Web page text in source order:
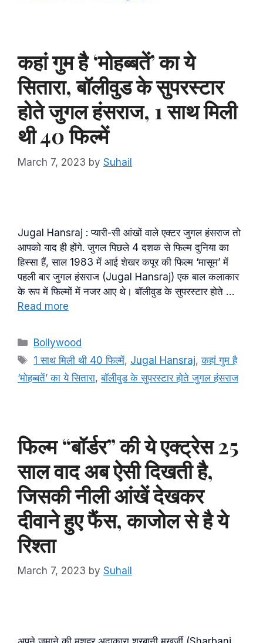
कहां गुम है ‘मोहब्बतें’ का ये
सितारा, बॉलीवुड के सुपरस्टार
होते जुगल हंसराज, 1 साथ मिली
थी 40 फिल्में
March 7, 2023 by Suhail
Jugal Hansraj : प्यारी-सी आंखों वाले एक्टर जुगल हंसराज तो
आपको याद ही होंगे. जुगल पिछले 4 दशक से फिल्म दुनिया का
हिस्सा हैं, साल 1983 में आई शेखर कपूर की फिल्म ‘मासूम’ में
पहली बार जुगल हंसराज (Jugal Hansraj) एक बाल कलाकार
के रूप में फिल्मों में नजर आए थे। बॉलीवुड के सुपरस्टार होते …
Read more
Categories
Bollywood
Tags
1 साथ मिली थी 40 फिल्में, Jugal Hansraj,कहां गुम है
‘मोहब्बतें’ का ये सितारा,बॉलीवुड के सुपरस्टार होते जुगल हंसराज
फिल्म “बॉर्डर” की ये एक्ट्रेस 25
साल वाद अब ऐसी दिखती है,
जिसकी नीली आंखें देखकर
दीवाने हुए फैंस, काजोल से है ये
रिश्ता
March 7, 2023 by Suhail